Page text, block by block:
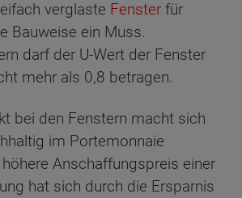
verglaste Fenster für
Bauweise ein Muss.
darf der U-Wert der Fenster
mehr als 0,8 betragen.
bei den Fenstern macht sich
im Portemonnaie
Anschaffungspreis einer
hat sich durch die Ersparnis